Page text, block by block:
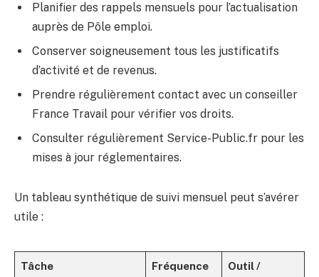
Planifier des rappels mensuels pour l’actualisation
auprès de Pôle emploi.
Conserver soigneusement tous les justificatifs
d’activité et de revenus.
Prendre régulièrement contact avec un conseiller
France Travail pour vérifier vos droits.
Consulter régulièrement Service-Public.fr pour les
mises à jour réglementaires.
Un tableau synthétique de suivi mensuel peut s’avérer
utile :
Tâche Fréquence
Outil /